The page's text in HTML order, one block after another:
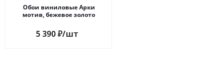
Обои виниловые Арки
мотив, бежевое золото
5 390₽/шт